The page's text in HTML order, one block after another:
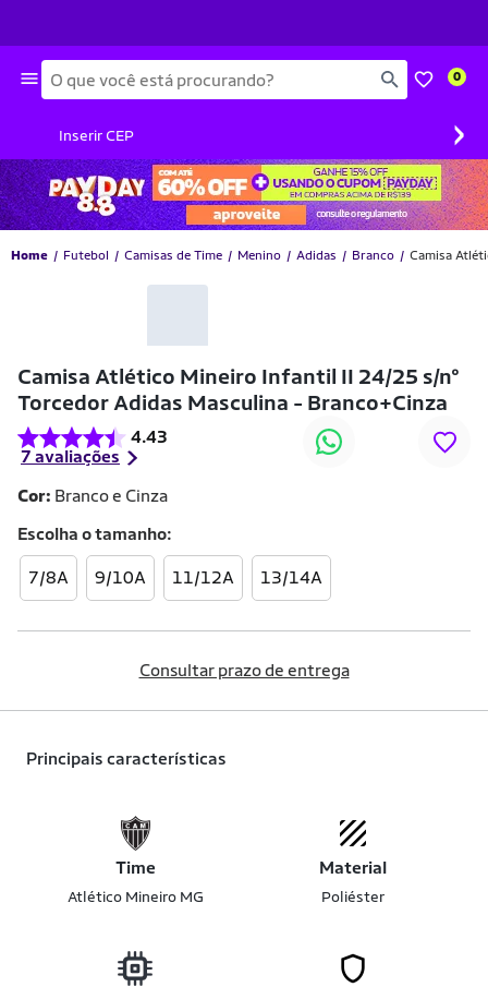
Busca 0
Inserir CEP ›
Home Futebol Camisas de Time Menino Adidas Branco Camisa
Camisa Atlético Mineiro Infantil II 24/25 s/n°
Torcedor Adidas Masculina - Branco+Cinza
4.43
7 avaliações
Cor: Branco e Cinza
Escolha otamanho
7/8A 9/10A 11/12A 13/14A
Consultar prazo de entrega
Principais características
Time
Atlético Mineiro MG
Material
Poliéster